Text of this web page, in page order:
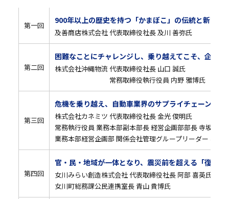
第一回
900年以上の歴史を持つ「かまぼこ」の伝統と新商品
及善商店株式会社 代表取締役社長 及川 善弥氏
第二回
困難なことにチャレンジし、乗り越えてこそ、企業も
株式会社沖縄物流 代表取締役社長 山口 誠氏
常務取締役執行役員 内野 雅博氏
第三回
危機を乗り越え、自動車業界のサプライチェーン強
株式会社カネミツ 代表取締役社長 金光 俊明氏
常務執行役員 業務本部副本部長 経営企画部部長 寺坂 孝雄
業務本部経営企画部 関係会社管理グループリーダー 松村
第四回
官・民・地域が一体となり、震災前を超える「復興
女川みらい創造株式会社 代表取締役社長 阿部 喜英氏
女川町総務課公民連携室長 青山 貴博氏